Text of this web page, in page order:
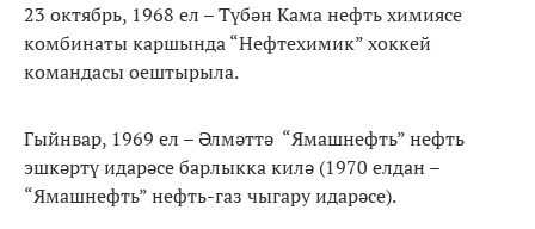
23 октябрь, 1968 ел – Түбән Кама нефть химиясе
комбинаты каршында “Нефтехимик” хоккей
командасы оештырыла.
Гыйнвар, 1969 ел – Әлмәттә “Ямашнефть” нефть
эшкәртү идарәсе барлыкка килә (1970 елдан –
“Ямашнефть” нефть-газ чыгару идарәсе).